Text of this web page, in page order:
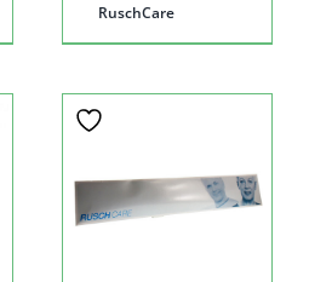
RuschCare